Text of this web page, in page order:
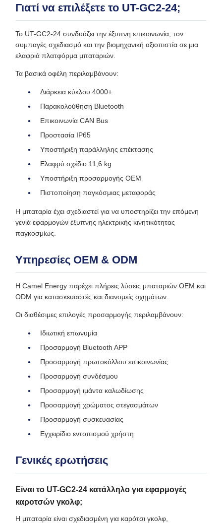
Γιατί να επιλέξετε το UT-GC2-24;
Το UT-GC2-24 συνδυάζει την έξυπνη επικοινωνία, τον
συμπαγές σχεδιασμό και την βιομηχανική αξιοπιστία σε μια
ελαφριά πλατφόρμα μπαταριών.
Τα βασικά οφέλη περιλαμβάνουν:
Διάρκεια κύκλου 4000+
Παρακολούθηση Bluetooth
Επικοινωνία CAN Bus
Προστασία IP65
Υποστήριξη παράλληλης επέκτασης
Ελαφρύ σχέδιο 11,6 kg
Υποστήριξη προσαρμογής OEM
Πιστοποίηση παγκόσμιας μεταφοράς
Η μπαταρία έχει σχεδιαστεί για να υποστηρίζει την επόμενη
γενιά εφαρμογών έξυπνης ηλεκτρικής κινητικότητας
παγκοσμίως.
Υπηρεσίες OEM & ODM
Η Camel Energy παρέχει πλήρεις λύσεις μπαταριών OEM και
ODM για κατασκευαστές και διανομείς οχημάτων.
Οι διαθέσιμες επιλογές προσαρμογής περιλαμβάνουν:
Ιδιωτική επωνυμία
Προσαρμογή Bluetooth APP
Προσαρμογή πρωτοκόλλου επικοινωνίας
Προσαρμογή συνδέσμου
Προσαρμογή ιμάντα καλωδίωσης
Προσαρμογή χρώματος στεγασμάτων
Προσαρμογή συσκευασίας
Εγχειρίδιο εντοπισμού χρήστη
Γενικές ερωτήσεις
Είναι το UT-GC2-24 κατάλληλο για εφαρμογές
καροτσών γκολφ;
Η μπαταρία είναι σχεδιασμένη για καρότσι γκολφ,